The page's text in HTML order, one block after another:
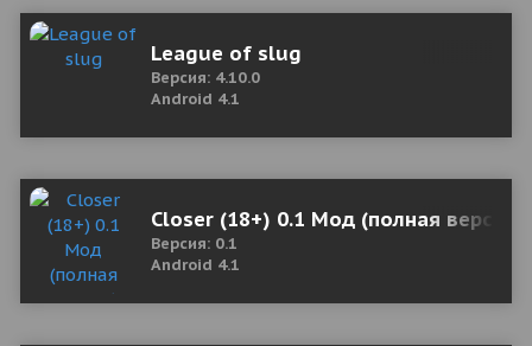
League of slug
Версия: 4.10.0
Android 4.1
Closer (18+) 0.1 Мод (полная версия)
Версия: 0.1
Android 4.1